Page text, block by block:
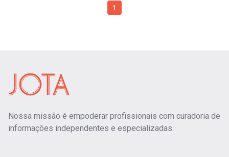
1
Nossa missão é empoderar profissionais com curadoria de
informações independentes e especializadas.